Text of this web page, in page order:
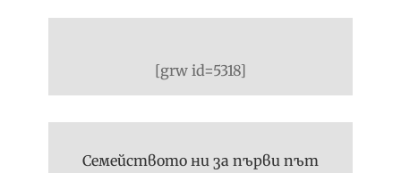
[grw id=5318]
Семейството ни за първи път